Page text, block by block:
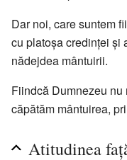
Dar noi, care suntem
cu platoşa credinţei şi
nădejdea mântuirii.
Fiindcă Dumnezeu
căpătăm mântuirea,
Atitudinea